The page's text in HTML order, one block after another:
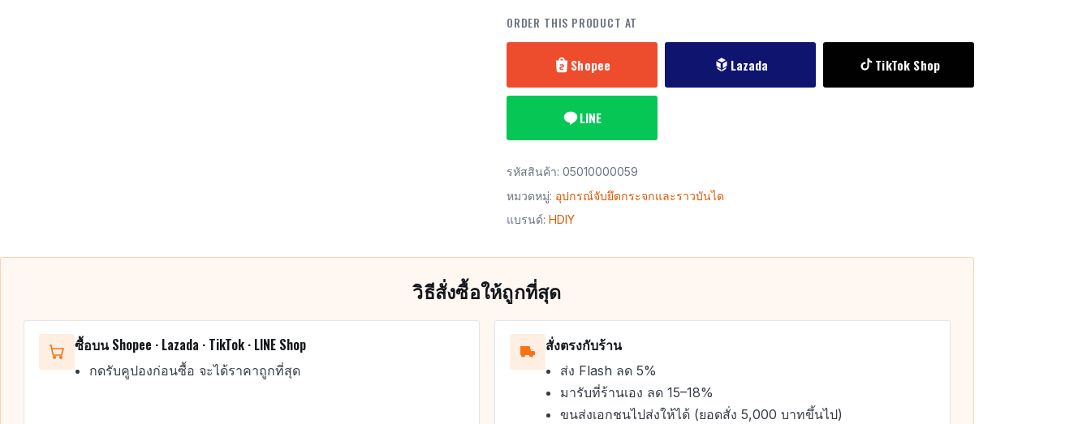
ORDER THIS PRODUCT AT
Shopee Lazada TikTok Shop
LINE
รหัสสินค้า: 05010000059
หมวดหมู่: อุปกรณ์จับยึดกระจกและราวบันได
แบรนด์: HDIY
วิธีสั่งซื้อให้ถูกที่สุด
ซื้อบน Shopee · Lazada · TikTok · LINE Shop
กดรับคูปองก่อนซื้อ จะได้ราคาถูกที่สุด
สั่งตรงกับร้าน
ส่ง Flash ลด 5%
มารับที่ร้านเอง ลด 15–18%
ขนส่งเอกชนไปส่งให้ได้ (ยอดสั่ง 5,000 บาทขึ้นไป)